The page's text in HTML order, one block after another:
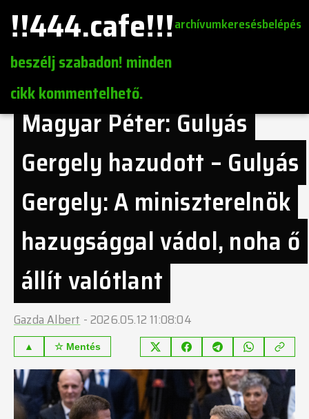
!!444.cafe!!!
beszélj szabadon! minden
cikk kommentelhető.
archívumkeresésbelépés
Magyar Péter: Gulyás
Gergely hazudott – Gulyás
Gergely: A miniszterelnök
hazugsággal vádol, noha ő
állít valótlant
Gazda Albert-2026.05.12 11:08:04
▲ ☆ Mentés